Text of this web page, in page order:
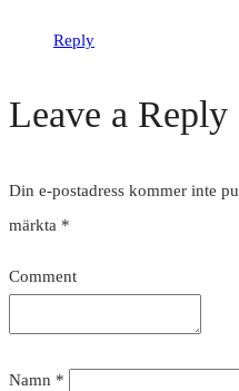
Reply
Leave a Reply
Din e-postadress kommer inte
märkta *
Comment
Namn *